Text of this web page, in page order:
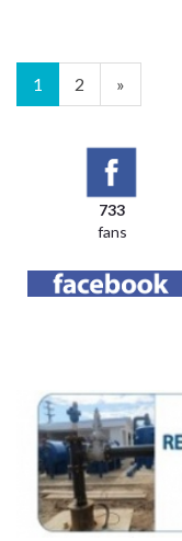
1 2 »
733
fans